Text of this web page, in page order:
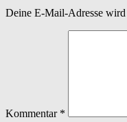
Deine E-Mail-Adresse
Kommentar *